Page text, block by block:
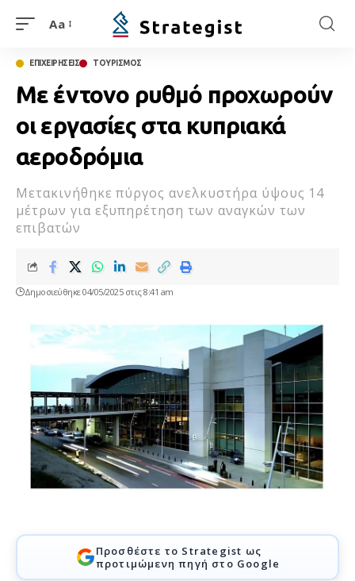
Aa
ΕΠΙΧΕΙΡΗΣΕΙΣ ΤΟΥΡΙΣΜΟΣ
Με έντονο ρυθμό προχωρούν
οι εργασίες στα κυπριακά
αεροδρόμια
Μετακινήθηκε πύργος ανελκυστήρα ύψους 14
μέτρων για εξυπηρέτηση των αναγκών των
επιβατών
Δημοσιεύθηκε 04/05/2025 στις 8:41 am
Προσθέστε το Strategist ως
προτιμώμενη πηγή στο Google